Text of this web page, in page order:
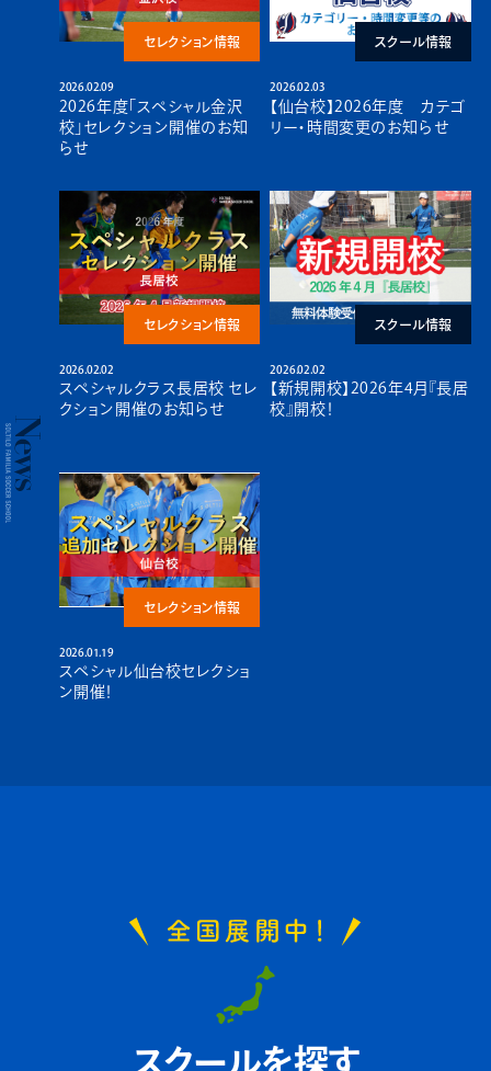
セレクション情報
2026.02.09
2026年度「スペシャル金沢
校」セレクション開催のお知
らせ
スクール情報
2026.02.03
【仙台校】2026年度 カテゴ
リー・時間変更のお知らせ
セレクション情報
2026.02.02
スペシャルクラス長居校 セレ
クション開催のお知らせ
スクール情報
2026.02.02
【新規開校】2026年4月『長居
校』開校！
セレクション情報
2026.01.19
スペシャル仙台校セレクショ
ン開催！
スクールを探す